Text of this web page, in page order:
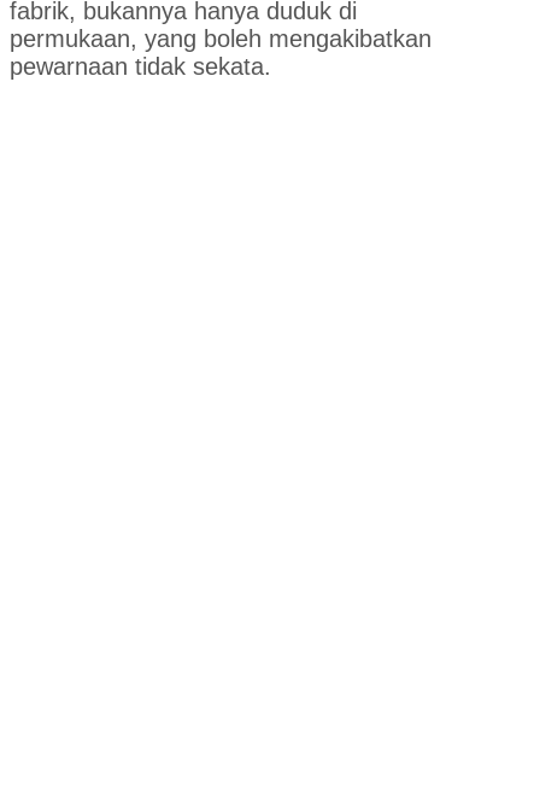
fabrik, bukannya hanya duduk di
permukaan, yang boleh mengakibatkan
pewarnaan tidak sekata.